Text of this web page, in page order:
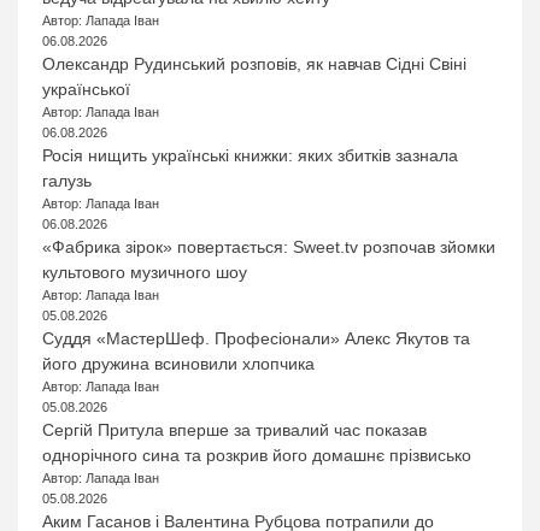
Автор: Лапада Іван
06.08.2026
Олександр Рудинський розповів, як навчав Сідні Свіні
української
Автор: Лапада Іван
06.08.2026
Росія нищить українські книжки: яких збитків зазнала
галузь
Автор: Лапада Іван
06.08.2026
«Фабрика зірок» повертається: Sweet.tv розпочав зйомки
культового музичного шоу
Автор: Лапада Іван
05.08.2026
Суддя «МастерШеф. Професіонали» Алекс Якутов та
його дружина всиновили хлопчика
Автор: Лапада Іван
05.08.2026
Сергій Притула вперше за тривалий час показав
однорічного сина та розкрив його домашнє прізвисько
Автор: Лапада Іван
05.08.2026
Аким Гасанов і Валентина Рубцова потрапили до